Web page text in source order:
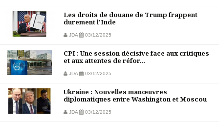
Les droits de douane de Trump frappent
durement l'Inde
JDA 03/12/2025
CPI : Une session décisive face aux critiques
et aux attentes de réfor...
JDA 03/12/2025
Ukraine : Nouvelles manœuvres
diplomatiques entre Washington et Moscou
JDA 03/12/2025